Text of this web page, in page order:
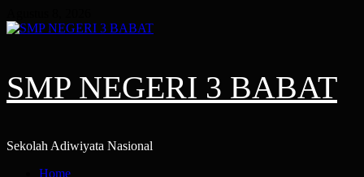
to
SMP NEGERI 3 BABAT
Sekolah Adiwiyata Nasional
PrimaryHome